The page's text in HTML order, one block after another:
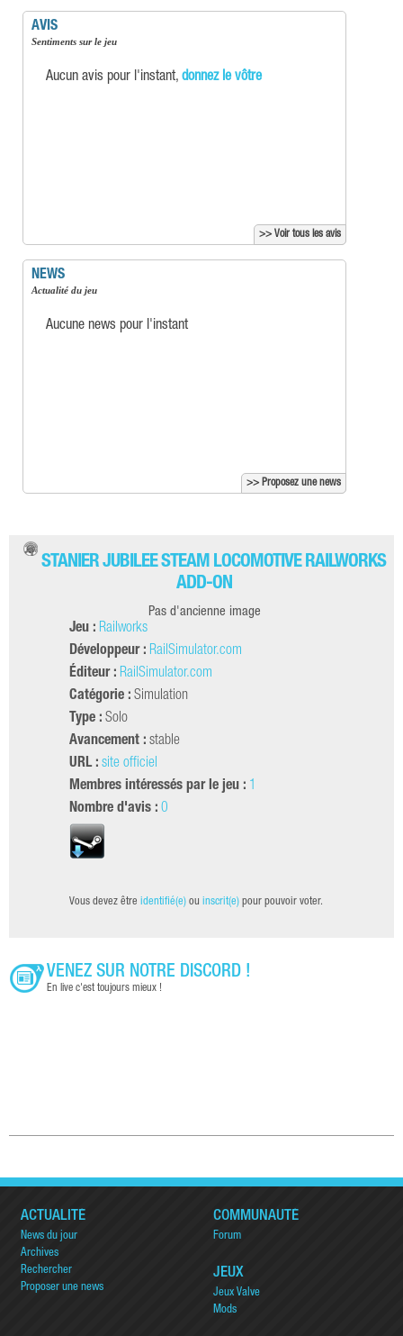
AVIS
Sentiments sur le jeu
Aucun avis pour l'instant, donnez le vôtre
>> Voir tous les avis
NEWS
Actualité du jeu
Aucune news pour l'instant
>> Proposez une news
STANIER JUBILEE STEAM LOCOMOTIVE RAILWORKS
ADD-ON
Pas d'ancienne image
Jeu : Railworks
Développeur : RailSimulator.com
Éditeur : RailSimulator.com
Catégorie : Simulation
Type : Solo
Avancement : stable
URL : site officiel
Membres intéressés par le jeu : 1
Nombre d'avis : 0
Vous devez être identifié(e) ou inscrit(e) pour pouvoir voter.
VENEZ SUR NOTRE DISCORD !
En live c'est toujours mieux !
ACTUALITÉ
News du jour
Archives
Rechercher
Proposer une news
COMMUNAUTÉ
Forum
JEUX
Jeux Valve
Mods